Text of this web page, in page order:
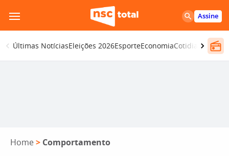
para
o
conteúdo
Assine
Últimas NotíciasEleições 2026EsporteEconomiaCotidiano
Home > Comportamento